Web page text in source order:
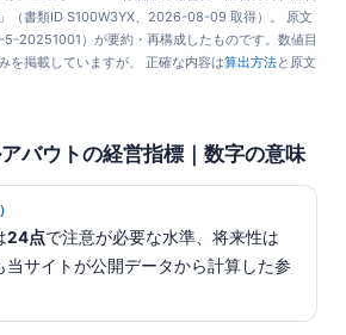
（書類ID S100W3YX、2026-08-09 取得）。 原文
20251001）が要約・再構成したものです。数値目
を掲載していますが、 正確な内容は算出方法と原文
バウトの経営指標｜数字の意味
24点で注意が必要な水準、将来性は
当サイトが公開データから計算した参